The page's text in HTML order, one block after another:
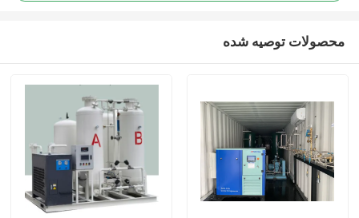
محصولات توصیه شده